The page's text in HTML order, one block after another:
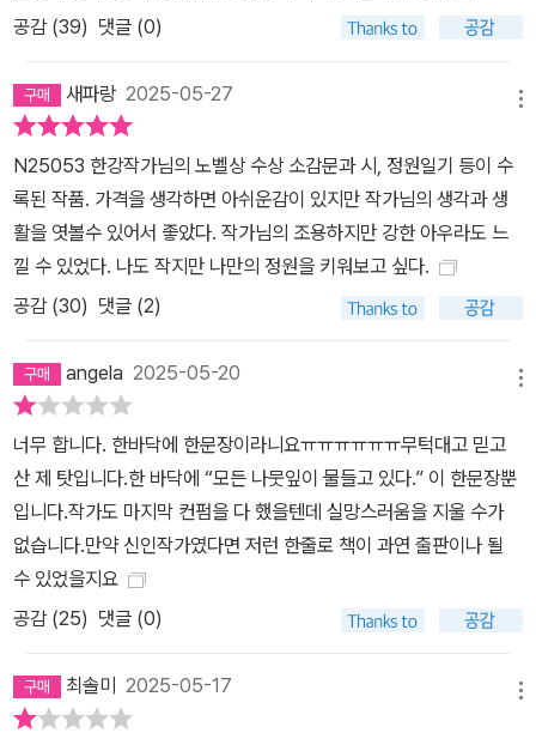
공감 (39) 댓글 (0)
새파랑 2025-05-27
N25053 한강작가님의 노벨상 수상 소감문과 시, 정원일기 등이 수
록된 작품. 가격을 생각하면 아쉬운감이 있지만 작가님의 생각과 생
활을 엿볼수 있어서 좋았다. 작가님의 조용하지만 강한 아우라도 느
낄 수 있었다. 나도 작지만 나만의 정원을 키워보고 싶다.
공감 (30) 댓글 (2)
angela 2025-05-20
너무 합니다. 한바닥에 한문장이라니요ㅠㅠㅠㅠㅠㅠ무턱대고 믿고
산 제 탓입니다.한 바닥에 “모든 나뭇잎이 물들고 있다.” 이 한문장뿐
입니다.작가도 마지막 컨펌을 다 했을텐데 실망스러움을 지울 수가
없습니다.만약 신인작가였다면 저런 한줄로 책이 과연 출판이나 될
수 있었을지요
공감 (25) 댓글 (0)
최솔미 2025-05-17